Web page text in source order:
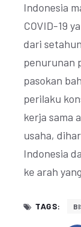
Indonesia
COVID-19
dari
penurunan
pasokan
perilaku
kerja sama
usaha,
Indonesia
ke arah
TAGS: